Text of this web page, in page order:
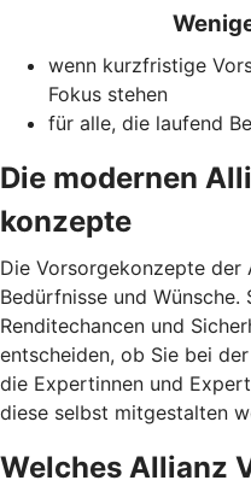
wenn kurzfristige
Fokus stehen
für alle, die laufend
Die modernen
konzepte
Die Vorsorgekonzepte
Bedürfnisse und Wünsche.
Renditechancen und
entscheiden, ob Sie bei
die Expertinnen und
diese selbst mitgestalten
Welches Allianz